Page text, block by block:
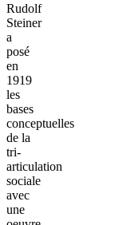
Rudolf
Steiner
a
posé
en
1919
les
bases
conceptuelles
de la
tri-
articulation
sociale
avec
une